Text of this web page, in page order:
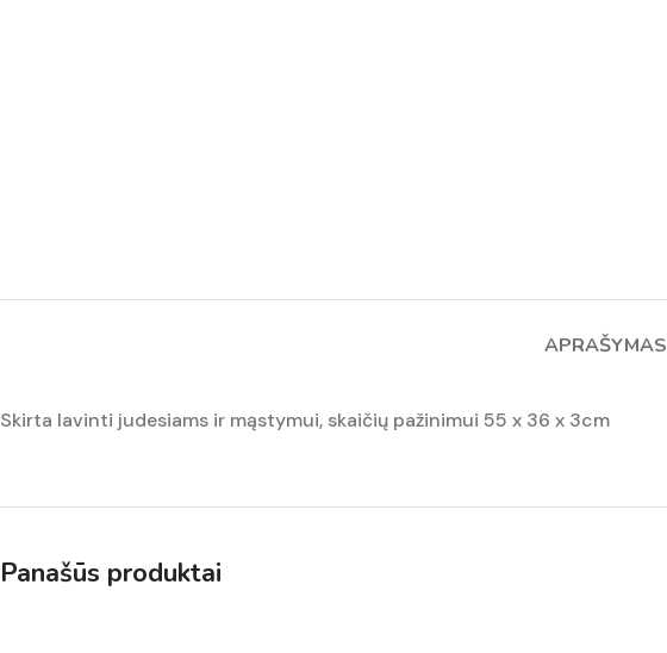
APRAŠYMAS
Skirta lavinti judesiams ir mąstymui, skaičių pažinimui 55 x 36 x 3cm
Panašūs produktai